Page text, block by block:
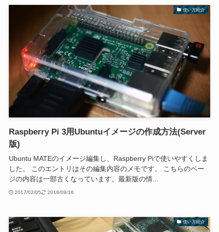
使い方紹介
Raspberry Pi 3用Ubuntuイメージの作成方法(Server
版)
Ubuntu MATEのイメージ編集し、Raspberry Piで使いやすくしま
した。 このエントリはその編集内容のメモです。 こちらのペー
ジの内容は一部古くなっています。最新版の情...
2017/02/05 2018/09/16
使い方紹介